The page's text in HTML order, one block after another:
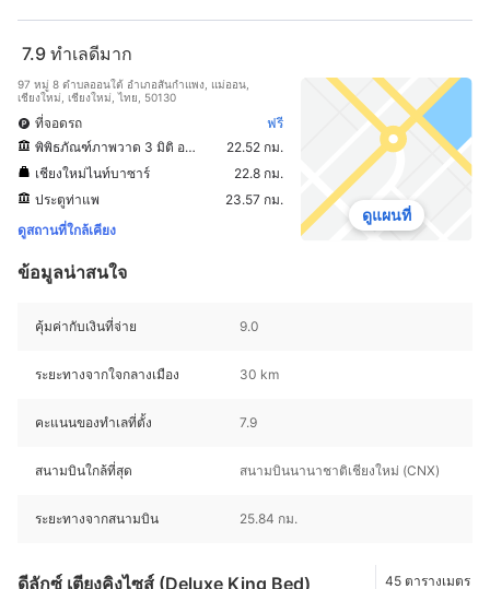
7.9 ทำเลดีมาก
97 หมู่ 8 ตำบลออนใต้ อำเภอสันกำแพง, แม่ออน,
เชียงใหม่, เชียงใหม่, ไทย, 50130
ที่จอดรถ
ฟรี
พิพิธภัณฑ์ภาพวาด 3 มิติ อาร์ท อิน พาราไดซ์ เชียงใหม่
22.52 กม.
เชียงใหม่ไนท์บาซาร์
22.8 กม.
ประตูท่าแพ
23.57 กม.
ดูสถานที่ใกล้เคียง
ดูแผนที่
ข้อมูลน่าสนใจ
คุ้มค่ากับเงินที่จ่าย 9.0
ระยะทางจากใจกลางเมือง 30 km
คะแนนของทำเลที่ตั้ง 7.9
สนามบินใกล้ที่สุด สนามบินนานาชาติเชียงใหม่ (CNX)
ระยะทางจากสนามบิน 25.84 กม.
ดีลักซ์ เตียงคิงไซส์ (Deluxe King Bed) 45 ตารางเมตร